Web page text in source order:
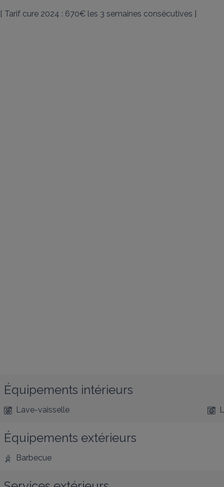
[ Tarif cure 2024 : 670€ les 3 semaines consécutives ]
Équipements intérieurs
Lave-vaisselle
Équipements extérieurs
Barbecue